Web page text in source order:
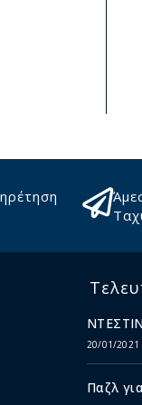
20/01/2021
Παζλ